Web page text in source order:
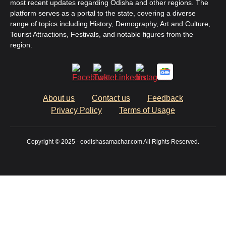
most recent updates regarding Odisha and other regions. The
platform serves as a portal to the state, covering a diverse
range of topics including History, Demography, Art and Culture,
Tourist Attractions, Festivals, and notable figures from the
region.
About us Contact us
Feedback
Privacy Policy
Terms of Usage
Copyright © 2025 - eodishasamachar.com All Rights Reserved.